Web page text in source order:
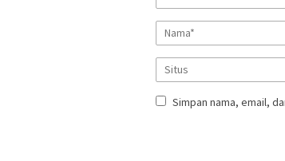
Simpan nama, email,